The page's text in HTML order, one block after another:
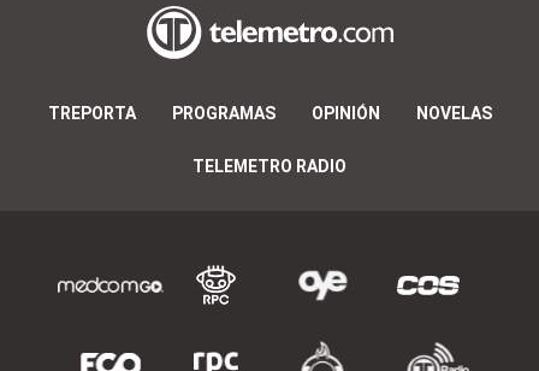
TREPORTA PROGRAMAS OPINIÓN NOVELAS
TELEMETRO RADIO